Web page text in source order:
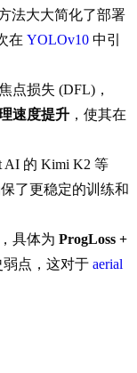
法大大简化了部署
在 YOLOv10 中引
点损失 (DFL)，
速度提升 ，使其在
AI 的 Kimi K2 等
保了更稳定的训练和
具体为 ProgLoss +
弱点，这对于 aerial